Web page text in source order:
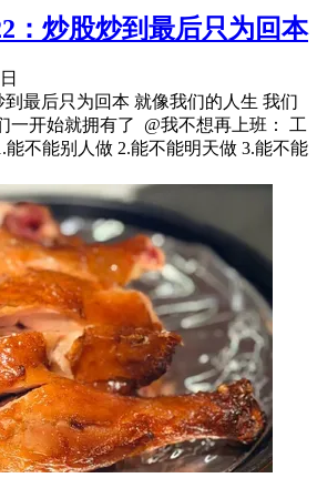
：炒股炒到最后只为回本
最后只为回本 就像我们的人生 我们
一开始就拥有了 ​​​ @我不想再上班： 工
不能别人做 2.能不能明天做 3.能不能